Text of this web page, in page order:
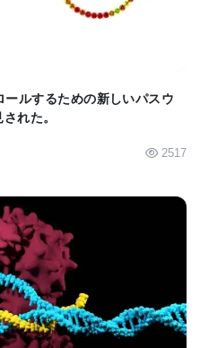
独よりも効果が高まる
究者らは再発を想定し
た。これは、AMD3100
を作り出し、免疫系が
破壊することを可能に
ウスの再発を防ぐこと
再発を遅らせるには良
ルするための新しいパスウ
れた。
2517
JP